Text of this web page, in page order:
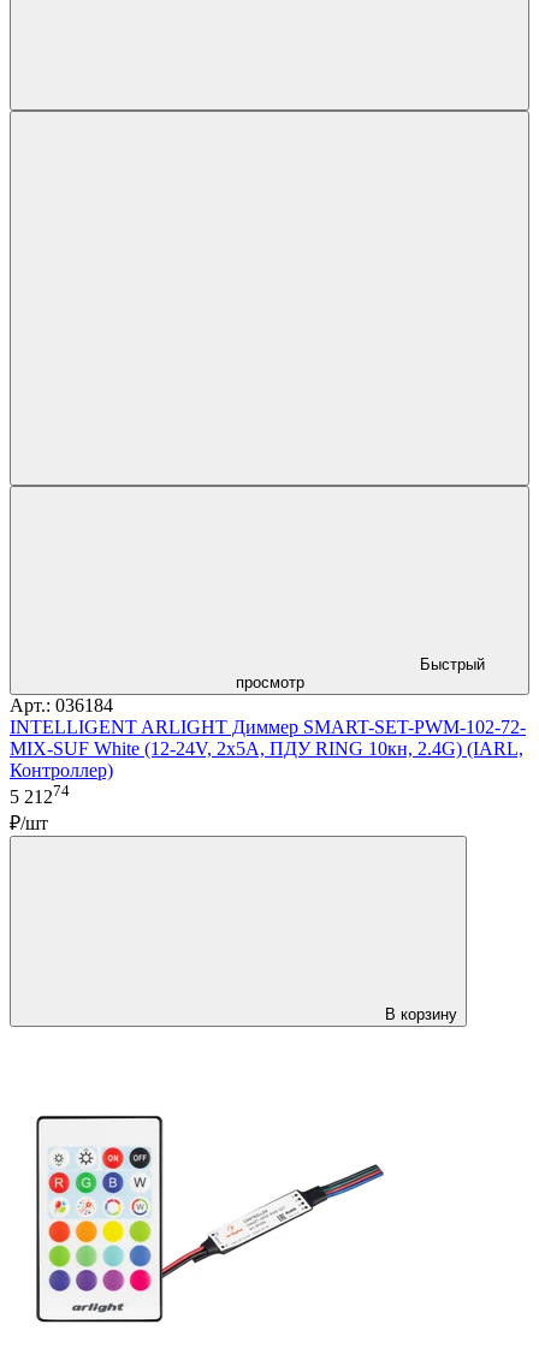
Быстрый
просмотр
Арт.: 036184
INTELLIGENT ARLIGHT Диммер SMART-SET-PWM-102-72-
MIX-SUF White (12-24V, 2x5A, ПДУ RING 10кн, 2.4G) (IARL,
Контроллер)
5 21274
₽/шт
В корзину